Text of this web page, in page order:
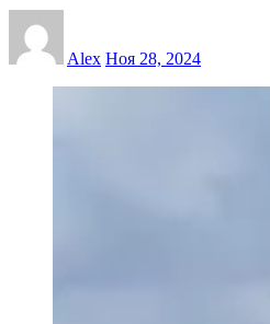
Alex Ноя 28, 2024